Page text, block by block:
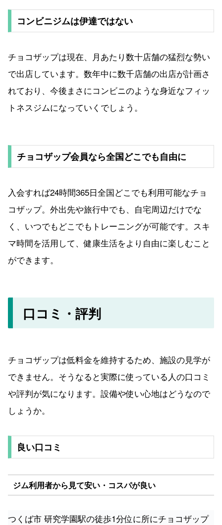
コンビニジムは伊達ではない
チョコザップは現在、月あたり数十店舗の猛烈な勢い
で出店しています。数年中に数千店舗の出店が計画さ
れており、今後まさにコンビニのような身近なフィッ
トネスジムになっていくでしょう。
チョコザップ会員なら全国どこでも自由に
入会すれば24時間365日全国どこでも利用可能なチョ
コザップ。外出先や旅行中でも、自宅周辺だけでな
く、いつでもどこでもトレーニングが可能です。スキ
マ時間を活用して、健康生活をより自由に楽しむこと
ができます。
口コミ・評判
チョコザップは低料金を維持するため、施設の見学が
できません。そうなると実際に使っている人の口コミ
や評判が気になります。設備や使い心地はどうなので
しょうか。
良い口コミ
ジム利用者から見て安い・コスパが良い
つくば市 研究学園駅の徒歩1分位に所にチョコザップ